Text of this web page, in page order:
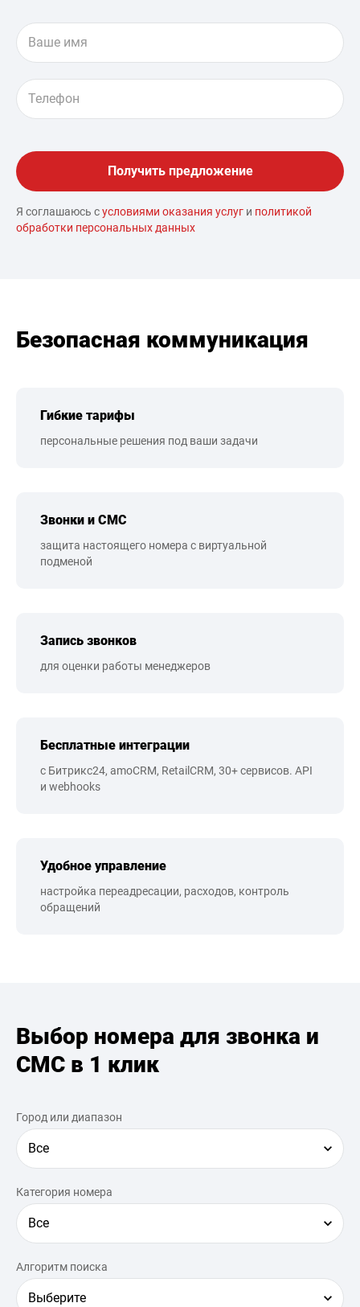
Я соглашаюсь сусловиями оказания услуг и политикой
обработки персональных данных
Безопасная коммуникация
Гибкие тарифы
персональные решения под ваши задачи
Звонки и СМС
защита настоящего номера с виртуальной
подменой
Запись звонков
для оценки работы менеджеров
Бесплатные интеграции
с Битрикс24, amoCRM, RetailCRM, 30+ сервисов. API
и webhooks
Удобное управление
настройка переадресации, расходов, контроль
обращений
Выбор номера для звонка и
СМС в 1 клик
Город или диапазон
Все
Категория номера
Все
Алгоритм поиска
Выберите